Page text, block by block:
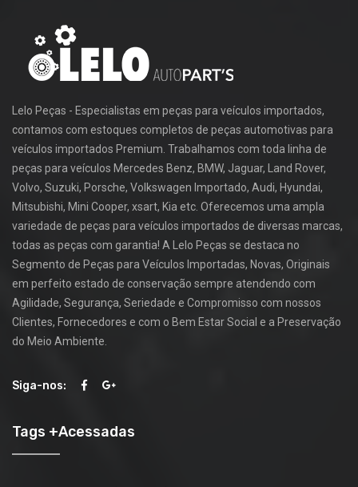
Lelo Peças - Especialistas em peças para veículos importados,
contamos com estoques completos de peças automotivas para
veículos importados Premium. Trabalhamos com toda linha de
peças para veículos Mercedes Benz, BMW, Jaguar, Land Rover,
Volvo, Suzuki, Porsche, Volkswagen Importado, Audi, Hyundai,
Mitsubishi, Mini Cooper, xsart, Kia etc. Oferecemos uma ampla
variedade de peças para veículos importados de diversas marcas,
todas as peças com garantia! A Lelo Peças se destaca no
Segmento de Peças para Veículos Importadas, Novas, Originais
em perfeito estado de conservação sempre atendendo com
Agilidade, Segurança, Seriedade e Compromisso com nossos
Clientes, Fornecedores e com o Bem Estar Social e a Preservação
do Meio Ambiente.
Siga-nos:
Tags +Acessadas